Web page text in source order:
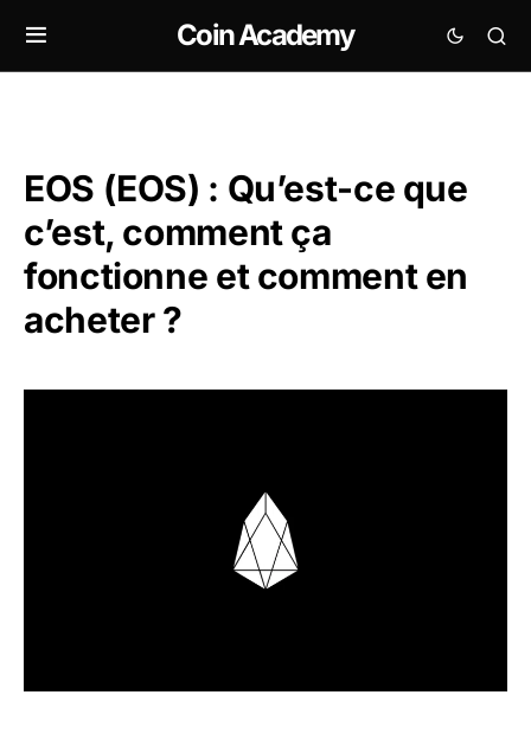
Coin Academy
EOS (EOS) : Qu’est-ce que
c’est, comment ça
fonctionne et comment en
acheter ?